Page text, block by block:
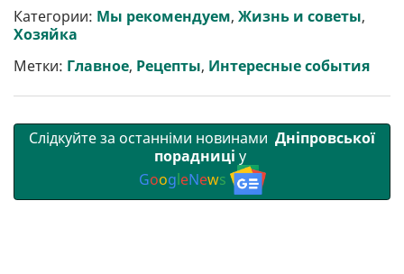
р
и
т
b
o
t
e
l g
r
s
A
r l
Категории: Мы рекомендуем, Жизнь и советы,
Хозяйка
Метки: Главное, Рецепты, Интересные события
Слідкуйте за останніми новинами Дніпровської
порадниці у
GoogleNews